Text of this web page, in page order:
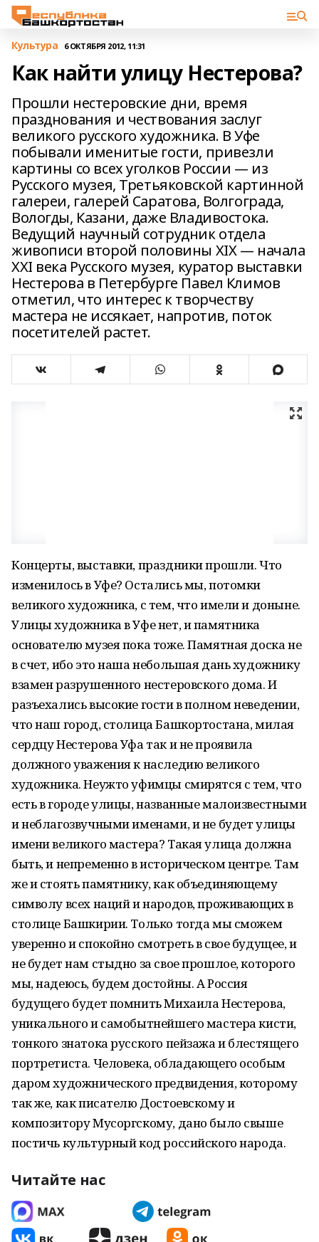
Культура 6 ОКТЯБРЯ 2012, 11:31
Как найти улицу Нестерова?
Прошли нестеровские дни, время
празднования и чествования заслуг
великого русского художника. В Уфе
побывали именитые гости, привезли
картины со всех уголков России — из
Русского музея, Третьяковской картинной
галереи, галерей Саратова, Волгограда,
Вологды, Казани, даже Владивостока.
Ведущий научный сотрудник отдела
живописи второй половины ХIХ — начала
ХХI века Русского музея, куратор выставки
Нестерова в Петербурге Павел Климов
отметил, что интерес к творчеству
мастера не иссякает, напротив, поток
посетителей растет.
Концерты, выставки, праздники прошли. Что
изменилось в Уфе? Остались мы, потомки
великого художника, с тем, что имели и доныне.
Улицы художника в Уфе нет, и памятника
основателю музея пока тоже. Памятная доска не
в счет, ибо это наша небольшая дань художнику
взамен разрушенного нестеровского дома. И
разъехались высокие гости в полном неведении,
что наш город, столица Башкортостана, милая
сердцу Нестерова Уфа так и не проявила
должного уважения к наследию великого
художника. Неужто уфимцы смирятся с тем, что
есть в городе улицы, названные малоизвестными
и неблагозвучными именами, и не будет улицы
имени великого мастера? Такая улица должна
быть, и непременно в историческом центре. Там
же и стоять памятнику, как объединяющему
символу всех наций и народов, проживающих в
столице Башкирии. Только тогда мы сможем
уверенно и спокойно смотреть в свое будущее, и
не будет нам стыдно за свое прошлое, которого
мы, надеюсь, будем достойны. А Россия
будущего будет помнить Михаила Нестерова,
уникального и самобытнейшего мастера кисти,
тонкого знатока русского пейзажа и блестящего
портретиста. Человека, обладающего особым
даром художнического предвидения, которому
так же, как писателю Достоевскому и
композитору Мусоргскому, дано было свыше
постичь культурный код российского народа.
Читайте нас